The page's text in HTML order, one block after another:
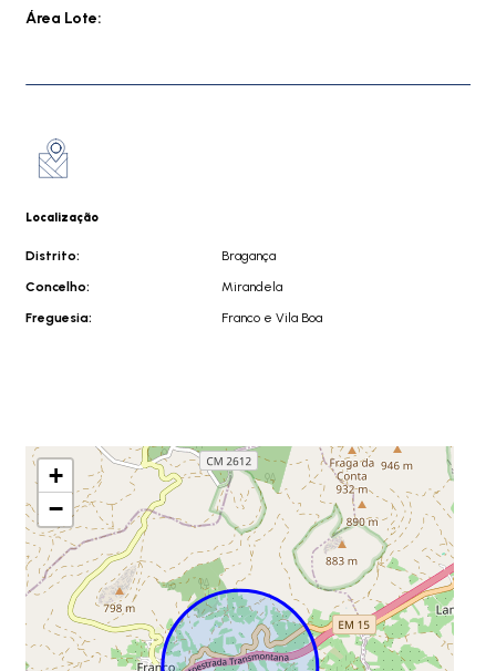
Área Lote:
Localização
Distrito:
Bragança
Concelho:
Mirandela
Freguesia:
Franco e Vila Boa
+
−